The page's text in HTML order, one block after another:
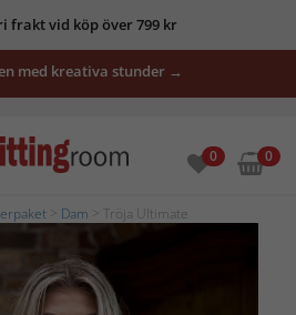
frakt vid köp över 799 kr
med kreativa stunder →
0 0
Dam > Tröja Ultimate